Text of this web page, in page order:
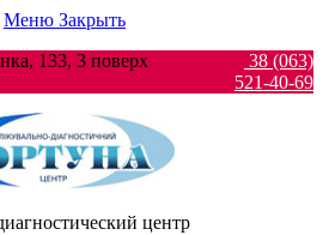
Меню Закрыть
133, 3 поверх
38 (063)
521-40-69
центр